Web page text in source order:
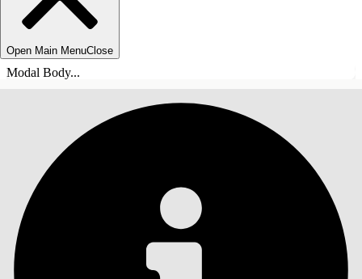
Open Main MenuClose
Modal Body...
目录